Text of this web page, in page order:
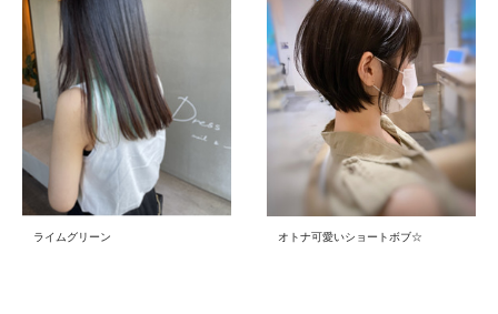
ライムグリーン オトナ可愛いショートボブ☆